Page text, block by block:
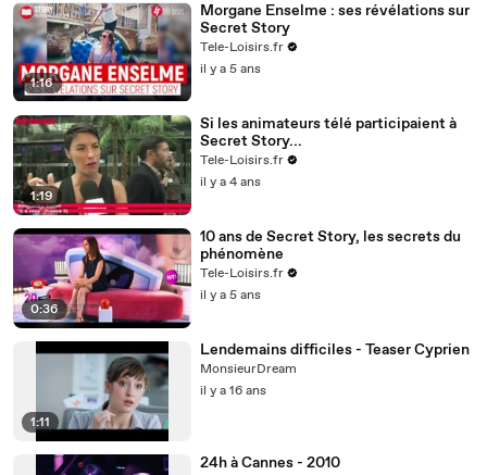
1:16
Morgane Enselme : ses révélations sur
Secret Story
Tele-Loisirs.fr
il y a 5 ans
1:19
Si les animateurs télé participaient à
Secret Story...
Tele-Loisirs.fr
il y a 4 ans
0:36
10 ans de Secret Story, les secrets du
phénomène
Tele-Loisirs.fr
il y a 5 ans
1:11
Lendemains difficiles - Teaser Cyprien
MonsieurDream
il y a 16 ans
24h à Cannes - 2010